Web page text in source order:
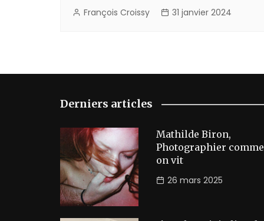
François Croissy 31 janvier 2024
Derniers articles
Mathilde Biron,
Photographier comme
on vit
26 mars 2025